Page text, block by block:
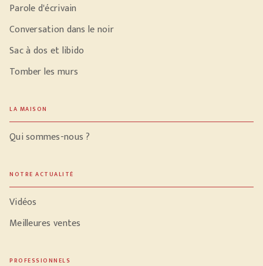
Parole d'écrivain
Conversation dans le noir
Sac à dos et libido
Tomber les murs
LA MAISON
Qui sommes-nous ?
NOTRE ACTUALITÉ
Vidéos
Meilleures ventes
PROFESSIONNELS